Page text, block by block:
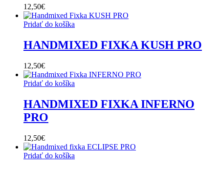
12,50€
Pridať do košíka
HANDMIXED FIXKA KUSH PRO
12,50€
Pridať do košíka
HANDMIXED FIXKA INFERNO
PRO
12,50€
Pridať do košíka